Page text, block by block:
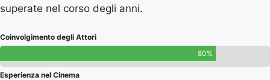
superate nel corso degli anni.
Coinvolgimento degli Attori
80%
Esperienza nel Cinema